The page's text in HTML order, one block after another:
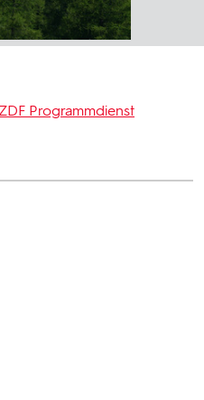
Programmdienst